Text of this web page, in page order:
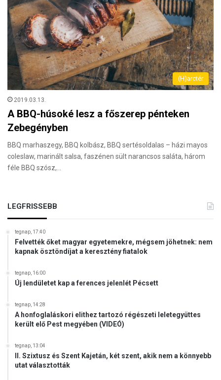
(H)arctér
2019.03.13.
A BBQ-húsoké lesz a főszerep pénteken
Zebegényben
BBQ marhaszegy, BBQ kolbász, BBQ sertésoldalas – házi mayos
coleslaw, marinált salsa, faszénen sült narancsos saláta, három
féle BBQ szósz,…
LEGFRISSEBB
tegnap, 17:40
Felvették őket magyar egyetemekre, mégsem jöhetnek: nem
kapnak ösztöndíjat a keresztény fiatalok
tegnap, 16:00
Új lendületet kap a ferences jelenlét Pécsett
tegnap, 14:28
A honfoglaláskori elithez tartozó régészeti leletegyüttes
került elő Pest megyében (VIDEÓ)
tegnap, 13:04
II. Szixtusz és Szent Kajetán, két szent, akik nem a könnyebb
utat választották